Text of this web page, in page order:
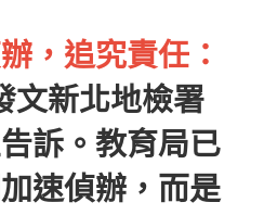
，追究責任：
文新北地檢署
訴。教育局已
速偵辦，而是